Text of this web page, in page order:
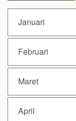
Januari
Februari
Maret
April